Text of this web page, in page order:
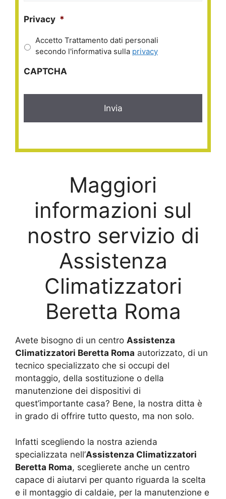
Privacy *
Accetto Trattamento dati personali
secondo l'informativa sulla privacy
CAPTCHA
Maggiori
informazioni sul
nostro servizio di
Assistenza
Climatizzatori
Beretta Roma
Avete bisogno di un centro Assistenza
Climatizzatori Beretta Roma autorizzato, di un
tecnico specializzato che si occupi del
montaggio, della sostituzione o della
manutenzione dei dispositivi di
quest’importante casa? Bene, la nostra ditta è
in grado di offrire tutto questo, ma non solo.
Infatti scegliendo la nostra azienda
specializzata nell’Assistenza Climatizzatori
Beretta Roma, sceglierete anche un centro
capace di aiutarvi per quanto riguarda la scelta
e il montaggio di caldaie, per la manutenzione e